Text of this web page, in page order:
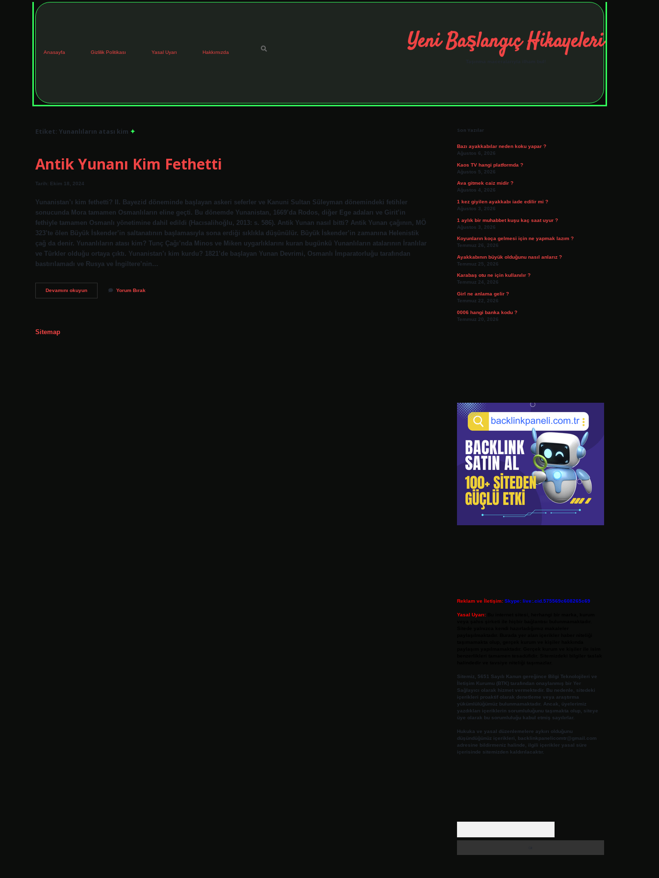
Anasayfa Gizlilik Politikası Yasal Uyarı Hakkımızda Yeni Başlangıç Hikayeleri
Etiket: Yunanlıların atası kim
Antik Yunanı Kim Fethetti
Tarih: Ekim 18, 2024
Yunanistan’ı kim fethetti? II. Bayezid döneminde başlayan askeri seferler ve Kanuni Sultan Süleyman dönemindeki fetihler
sonucunda Mora tamamen Osmanlıların eline geçti. Bu dönemde Yunanistan, 1669’da Rodos, diğer Ege adaları ve Girit’in
fethiyle tamamen Osmanlı yönetimine dahil edildi (Hacısalihoğlu, 2013: s. 586). Antik Yunan nasıl bitti? Antik Yunan çağının, MÖ
323’te ölen Büyük İskender’in saltanatının başlamasıyla sona erdiği sıklıkla düşünülür. Büyük İskender’in zamanına Helenistik
çağ da denir. Yunanlıların atası kim? Tunç Çağı’nda Minos ve Miken uygarlıklarını kuran bugünkü Yunanlıların atalarının İranlılar
ve Türkler olduğu ortaya çıktı. Yunanistan’ı kim kurdu? 1821’de başlayan Yunan Devrimi, Osmanlı İmparatorluğu tarafından
bastırılamadı ve Rusya ve İngiltere’nin…
Devamını okuyunAntik
Yunanı
Yorum Bırak
Sitemap
Son Yazılar
Bazı ayakkabılar neden koku yapar ?
Ağustos 6, 2026
Kaos TV hangi platformda ?
Ağustos 5, 2026
Ava gitmek caiz midir ?
Ağustos 4, 2026
1 kez giyilen ayakkabı iade edilir mi ?
Ağustos 3, 2026
1 aylık bir muhabbet kuşu kaç saat uyur ?
Ağustos 3, 2026
Koyunların koça gelmesi için ne yapmak lazım ?
Temmuz 26, 2026
Ayakkabının büyük olduğunu nasıl anlarız ?
Temmuz 25, 2026
Karabaş otu ne için kullanılır ?
Temmuz 24, 2026
Girl ne anlama gelir ?
Temmuz 22, 2026
0006 hangi banka kodu ?
Temmuz 20, 2026
Reklam ve İletişim: Skype: live:.cid.575569c608265c69
Yasal Uyarı:
Sitemiz, 5651 Sayılı Kanun gereğince Bilgi Teknolojileri ve
İletişim Kurumu (BTK) tarafından onaylanmış bir Yer
Sağlayıcı olarak hizmet vermektedir. Bu nedenle, sitedeki
içerikleri proaktif olarak denetleme veya araştırma
yükümlülüğümüz bulunmamaktadır. Ancak, üyelerimiz
yazdıkları içeriklerin sorumluluğunu taşımakta olup, siteye
üye olarak bu sorumluluğu kabul etmiş sayılırlar.
Hukuka ve yasal düzenlemelere aykırı olduğunu
düşündüğünüz içerikleri,
backlinkpanelicomtr@gmail.com
adresine bildirmeniz halinde, ilgili içerikler yasal süre
içerisinde sitemizden kaldırılacaktır.
tulipbetelexbett.net